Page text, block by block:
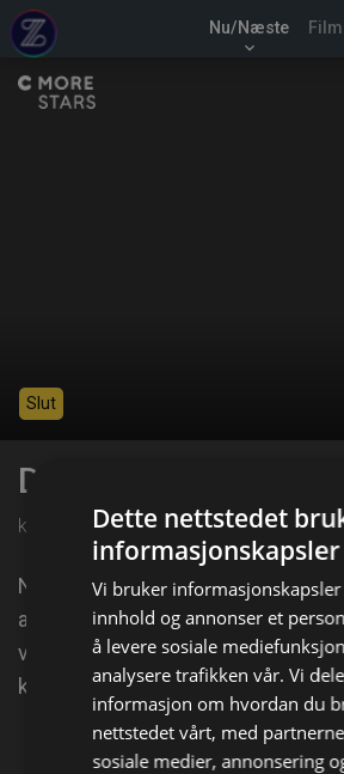
Nu/Næste
keyboard_arrow_down
Film
Slut
Den of Thieves
kl. 22:35 på C More Stars
Nick, leder for en spesialavdeling
at en grov kriminell planlegger et
være et skritt foran presser Nick
kontakter til å bli informant.
Dette nettstedet
informasjonskapsler
Vi bruker
innhold og annonser et
å levere sosiale
analysere trafikken vår. Vi
informasjon om hvordan du
nettstedet vårt, med
sosiale medier, annonsering